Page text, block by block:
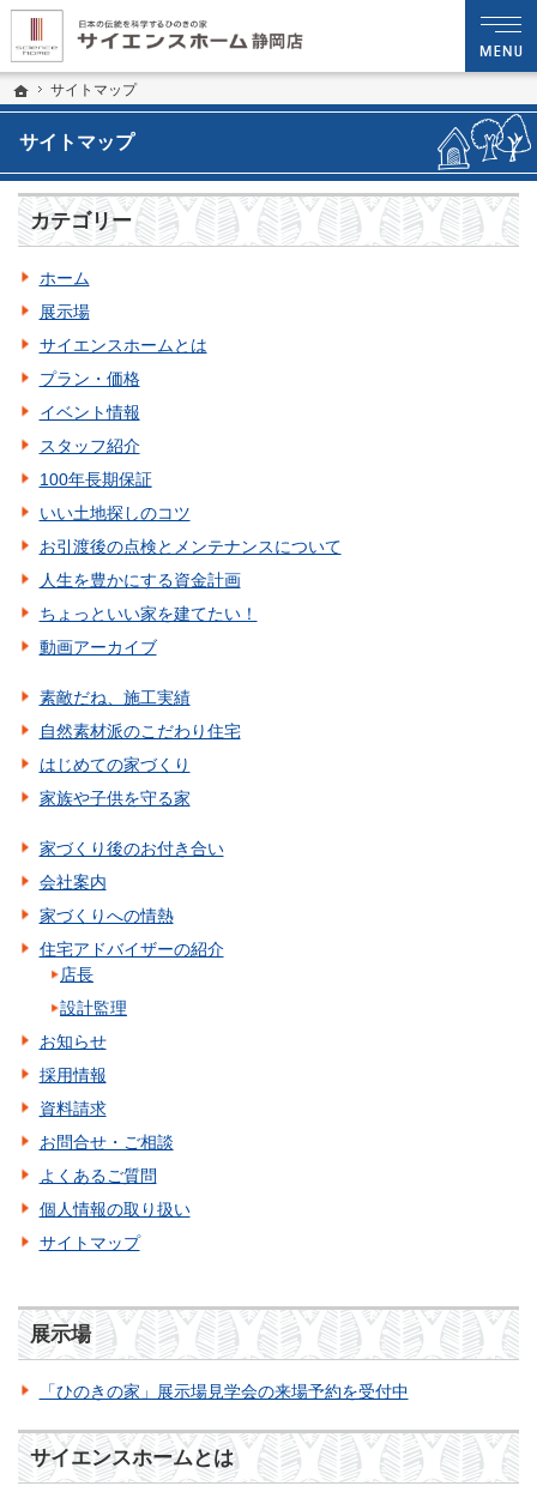
ホーム
サイトマップ
サイトマップ
プロの目線からご提案。静岡県静岡市の注文住宅・新築戸建てを手がける工務店
静岡県中部エリアで新築住宅や木造注文住宅を建てるならサイエンスホーム静岡
カテゴリー
ホーム
展示場
サイエンスホームとは
プラン・価格
イベント情報
スタッフ紹介
100年長期保証
いい土地探しのコツ
お引渡後の点検とメンテナンスについて
人生を豊かにする資金計画
ちょっといい家を建てたい！
動画アーカイブ
素敵だね、施工実績
自然素材派のこだわり住宅
はじめての家づくり
家族や子供を守る家
家づくり後のお付き合い
会社案内
家づくりへの情熱
住宅アドバイザーの紹介
店長
設計監理
お知らせ
採用情報
資料請求
お問合せ・ご相談
よくあるご質問
個人情報の取り扱い
サイトマップ
展示場
「ひのきの家」展示場見学会の来場予約を受付中
サイエンスホームとは